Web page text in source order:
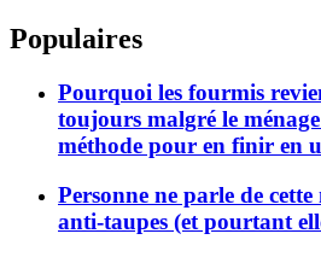
Populaires
Pourquoi les fourmis
toujours malgré le
méthode pour en finir en
Personne ne parle de cette
anti-taupes (et pourtant